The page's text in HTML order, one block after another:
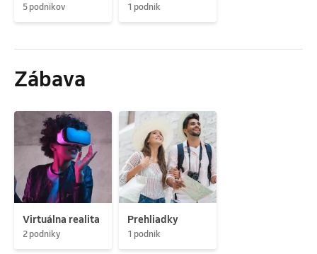
5 podnikov 1 podnik
Zábava
Virtuálna realita
2 podniky
Prehliadky
1 podnik